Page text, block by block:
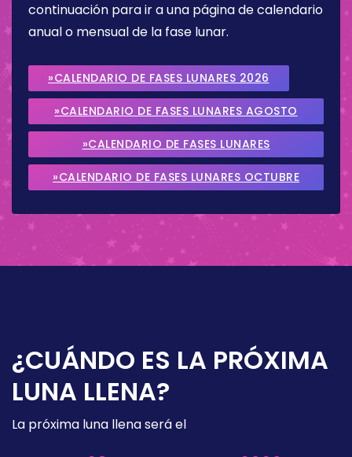
continuación para ir a una página de calendario
anual o mensual de la fase lunar.
»CALENDARIO DE FASES LUNARES 2026
»CALENDARIO DE FASES LUNARES AGOSTO
2026
»CALENDARIO DE FASES LUNARES
SEPTIEMBRE 2026
»CALENDARIO DE FASES LUNARES OCTUBRE
¿CUÁNDO ES LA PRÓXIMA
LUNA LLENA?
La próxima luna llena será el